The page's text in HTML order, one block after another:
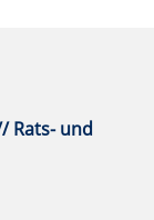
Rats- und